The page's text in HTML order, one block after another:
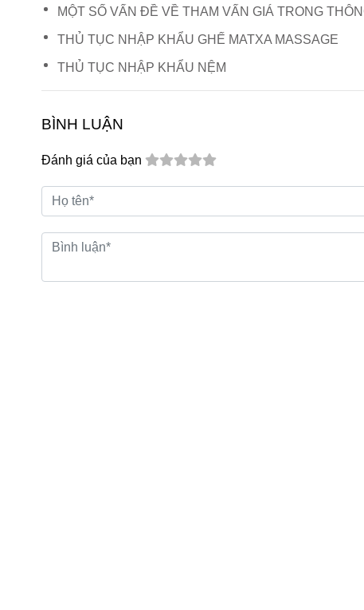
MỘT SỐ VẤN ĐỀ VỀ THAM VẤN GIÁ TRONG
THỦ TỤC NHẬP KHẨU GHẾ MATXA MASSAGE
THỦ TỤC NHẬP KHẨU NỆM
BÌNH LUẬN
Đánh giá của bạn